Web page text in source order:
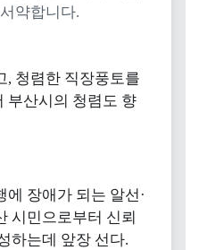
약합니다.
, 청렴한 직장풍토를
부산시의 청렴도 향
장애가 되는 알선·
시민으로부터 신뢰
하는데 앞장 선다.